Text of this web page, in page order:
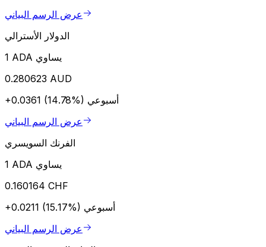
عرض الرسم البياني
الدولار الأسترالي
1 ADA يساوي
0.280623 AUD
+0.0361 (14.78%) أسبوعي
عرض الرسم البياني
الفرنك السويسري
1 ADA يساوي
0.160164 CHF
+0.0211 (15.17%) أسبوعي
عرض الرسم البياني